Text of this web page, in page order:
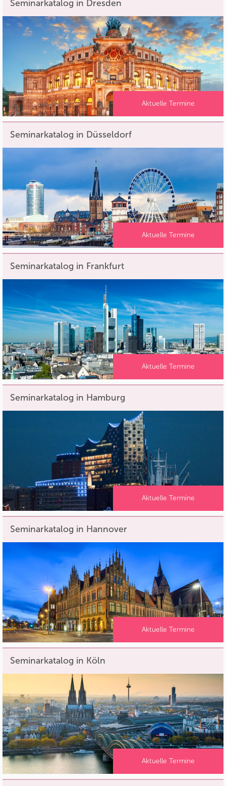
Seminarkatalog in Dresden
Aktuelle Termine
Seminarkatalog in Düsseldorf
Aktuelle Termine
Seminarkatalog in Frankfurt
Aktuelle Termine
Seminarkatalog in Hamburg
Aktuelle Termine
Seminarkatalog in Hannover
Aktuelle Termine
Seminarkatalog in Köln
Aktuelle Termine